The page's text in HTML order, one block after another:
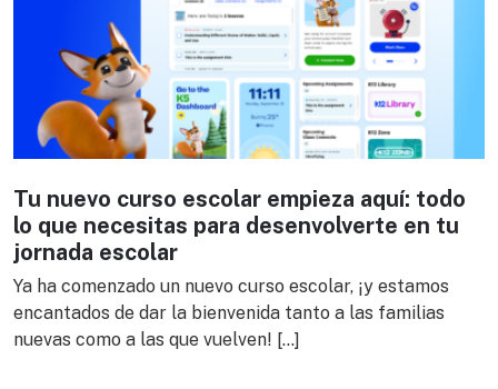
Tu nuevo curso escolar empieza aquí: todo
lo que necesitas para desenvolverte en tu
jornada escolar
Ya ha comenzado un nuevo curso escolar, ¡y estamos
encantados de dar la bienvenida tanto a las familias
nuevas como a las que vuelven! […]